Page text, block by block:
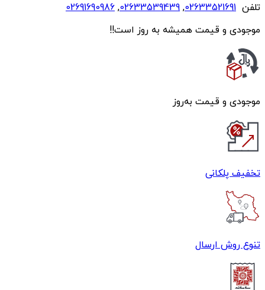
تلفن 02633521691
,
02633539439
,
02691690986
موجودی و قیمت همیشه به روز است!!
موجودی و قیمت به‌روز
تخفیف پلکانی
تنوع روش ارسال